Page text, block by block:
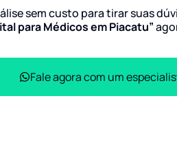
sem custo para tirar suas
para Médicos em Piacatu”
Fale agora com um